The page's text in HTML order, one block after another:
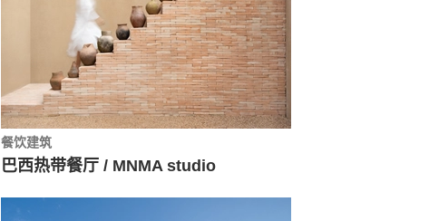
餐饮建筑
巴西热带餐厅 / MNMA studio